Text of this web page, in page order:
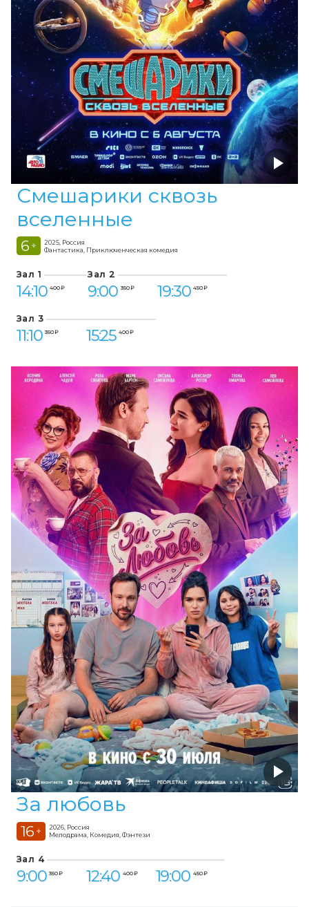
Смешарики сквозь
вселенные
6 +
2025, Россия
Фантастика, Приключенческая комедия
Зал 1
14:10 400 ₽
Зал 2
9:00 350 ₽ 19:30 450 ₽
Зал 3
11:10 350 ₽ 15:25 400 ₽
За любовь
16 +
2026, Россия
Мелодрама, Комедия, Фэнтези
Зал 4
9:00 350 ₽ 12:40 400 ₽ 19:00 450 ₽